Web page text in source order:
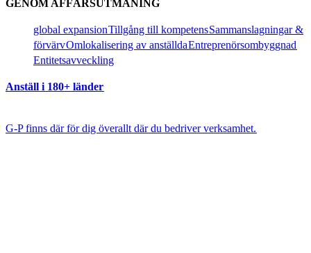
GENOM AFFÄRSUTMANING​​
global expansion​​Tillgång till kompetens​​Sammanslagningar &
förvärv​​Omlokalisering av anställda​​Entreprenörsombyggnad​​
Entitetsavveckling​​
Anställ i 180+ länder​​
G-P finns där för dig överallt där du bedriver verksamhet.​​